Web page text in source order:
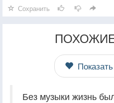
Сохранить
Без музыки жизнь